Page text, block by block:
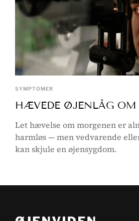
SYMPTOMER
HÆVEDE ØJENLÅG OM
Let hævelse om morgenen er
harmløs — men vedvarende
kan skjule en øjensygdom.